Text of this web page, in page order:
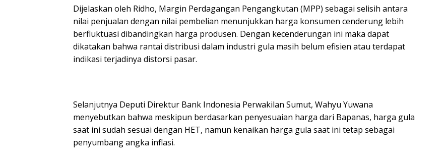
Dijelaskan oleh Ridho, Margin Perdagangan Pengangkutan (MPP) sebagai selisih antara
nilai penjualan dengan nilai pembelian menunjukkan harga konsumen cenderung lebih
berfluktuasi dibandingkan harga produsen. Dengan kecenderungan ini maka dapat
dikatakan bahwa rantai distribusi dalam industri gula masih belum efisien atau terdapat
indikasi terjadinya distorsi pasar.
Selanjutnya Deputi Direktur Bank Indonesia Perwakilan Sumut, Wahyu Yuwana
menyebutkan bahwa meskipun berdasarkan penyesuaian harga dari Bapanas, harga gula
saat ini sudah sesuai dengan HET, namun kenaikan harga gula saat ini tetap sebagai
penyumbang angka inflasi.